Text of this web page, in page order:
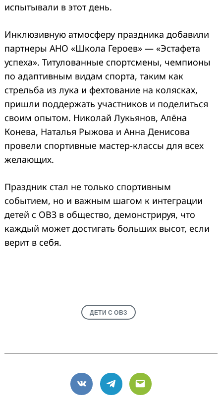
испытывали в этот день.
Инклюзивную атмосферу праздника добавили
партнеры АНО «Школа Героев» — «Эстафета
успеха». Титулованные спортсмены, чемпионы
по адаптивным видам спорта, таким как
стрельба из лука и фехтование на колясках,
пришли поддержать участников и поделиться
своим опытом. Николай Лукьянов, Алёна
Конева, Наталья Рыжова и Анна Денисова
провели спортивные мастер-классы для всех
желающих.
Праздник стал не только спортивным
событием, но и важным шагом к интеграции
детей с ОВЗ в общество, демонстрируя, что
каждый может достигать больших высот, если
верит в себя.
ДЕТИ С ОВЗ
VK Telegram
Email